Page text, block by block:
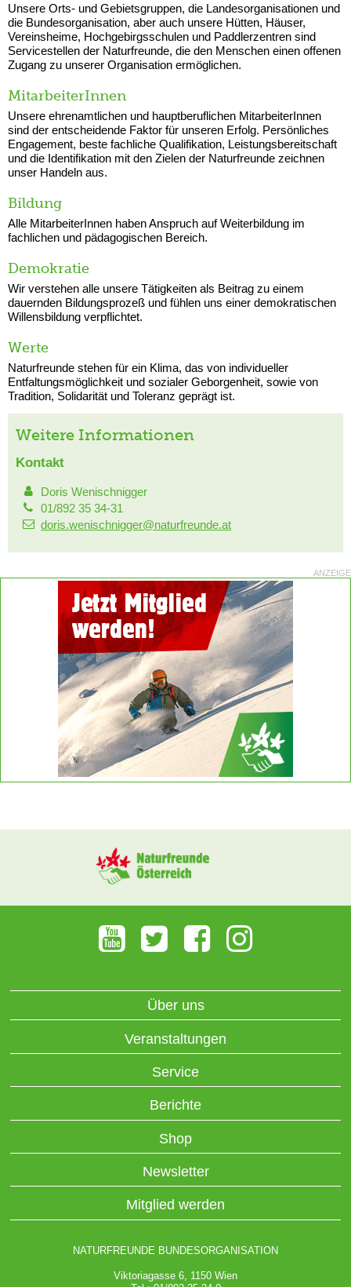
Unsere Orts- und Gebietsgruppen, die Landesorganisationen und
die Bundesorganisation, aber auch unsere Hütten, Häuser,
Vereinsheime, Hochgebirgsschulen und Paddlerzentren sind
Servicestellen der Naturfreunde, die den Menschen einen offenen
Zugang zu unserer Organisation ermöglichen.
MitarbeiterInnen
Unsere ehrenamtlichen und hauptberuflichen MitarbeiterInnen
sind der entscheidende Faktor für unseren Erfolg. Persönliches
Engagement, beste fachliche Qualifikation, Leistungsbereitschaft
und die Identifikation mit den Zielen der Naturfreunde zeichnen
unser Handeln aus.
Bildung
Alle MitarbeiterInnen haben Anspruch auf Weiterbildung im
fachlichen und pädagogischen Bereich.
Demokratie
Wir verstehen alle unsere Tätigkeiten als Beitrag zu einem
dauernden Bildungsprozeß und fühlen uns einer demokratischen
Willensbildung verpflichtet.
Werte
Naturfreunde stehen für ein Klima, das von individueller
Entfaltungsmöglichkeit und sozialer Geborgenheit, sowie von
Tradition, Solidarität und Toleranz geprägt ist.
Weitere Informationen
Kontakt
Doris Wenischnigger
01/892 35 34-31
doris.wenischnigger@naturfreunde.at
ANZEIGE
Über uns
Veranstaltungen
Service
Berichte
Shop
Newsletter
Mitglied werden
NATURFREUNDE BUNDESORGANISATION
Viktoriagasse 6, 1150 Wien